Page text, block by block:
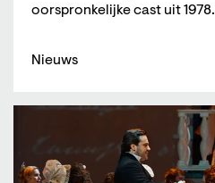
oorspronkelijke cast uit 1978.
Nieuws